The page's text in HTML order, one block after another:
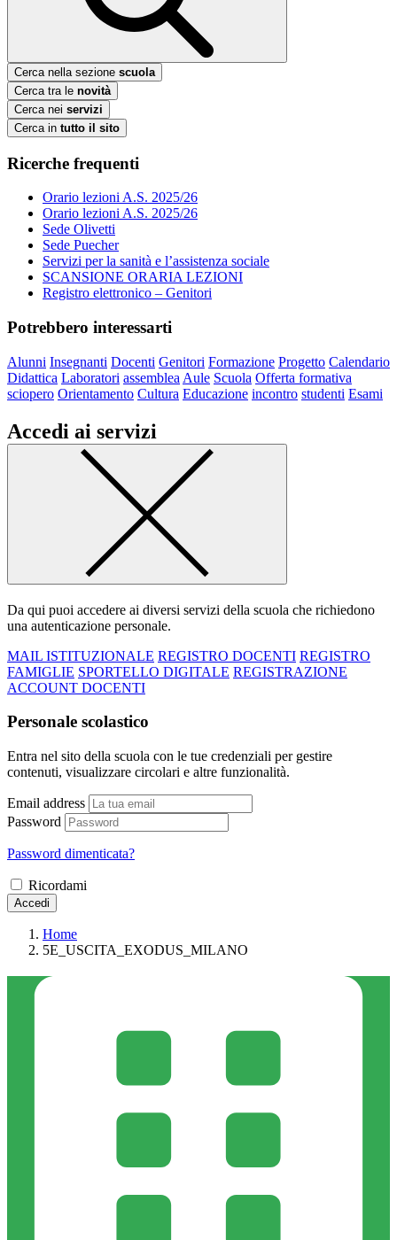
Cerca nella sezione scuola
Cerca tra le novità
Cerca nei servizi
Cerca in tutto il sito
Ricerche frequenti
Orario lezioni A.S. 2025/26
Orario lezioni A.S. 2025/26
Sede Olivetti
Sede Puecher
Servizi per la sanità e l’assistenza sociale
SCANSIONE ORARIA LEZIONI
Registro elettronico – Genitori
Potrebbero interessarti
Alunni Insegnanti Docenti Genitori Formazione Progetto Calendario
Didattica Laboratori assemblea Aule Scuola Offerta formativa
sciopero Orientamento Cultura Educazione incontro studenti Esami
Accedi ai servizi
Da qui puoi accedere ai diversi servizi della scuola che richiedono
una autenticazione personale.
MAIL ISTITUZIONALE REGISTRO DOCENTI REGISTRO
FAMIGLIE SPORTELLO DIGITALE REGISTRAZIONE
ACCOUNT DOCENTI
Personale scolastico
Entra nel sito della scuola con le tue credenziali per gestire
contenuti, visualizzare circolari e altre funzionalità.
Email address
Password
Password dimenticata?
Ricordami
Accedi
Home
5E_USCITA_EXODUS_MILANO